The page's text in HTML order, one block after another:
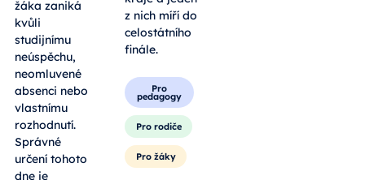
žáka zaniká
kvůli
studijnímu
neúspěchu,
neomluvené
absenci nebo
vlastnímu
rozhodnutí.
Správné
určení tohoto
dne je
z nich míří do
celostátního
finále.
Pro
pedagogy
Pro rodiče
Pro žáky